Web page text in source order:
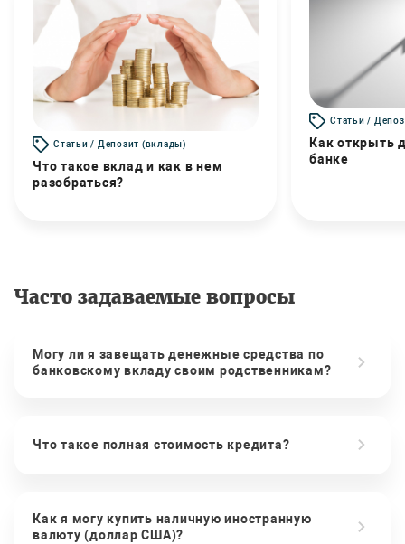
Статьи / Депозит (вклады)
Что такое вклад и как в нем
разобраться?
Статьи /
Как открыть
банке
Часто задаваемые вопросы
Могу ли я завещать денежные средства по
банковскому вкладу своим родственникам?
Что такое полная стоимость кредита?
Как я могу купить наличную иностранную
валюту (доллар США)?